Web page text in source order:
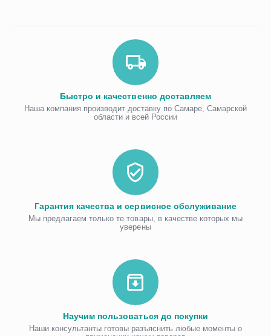
Быстро и качественно доставляем
Наша компания производит доставку по Самаре, Самарской
области и всей России
Гарантия качества и сервисное обслуживание
Мы предлагаем только те товары, в качестве которых мы
уверены
Научим пользоваться до покупки
Наши консультанты готовы разъяснить любые моменты о